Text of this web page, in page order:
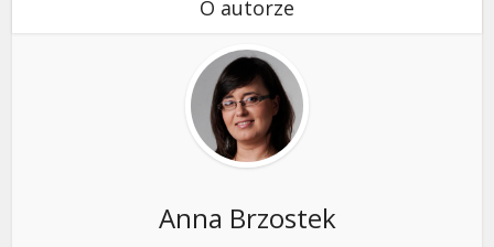
O autorze
Anna Brzostek